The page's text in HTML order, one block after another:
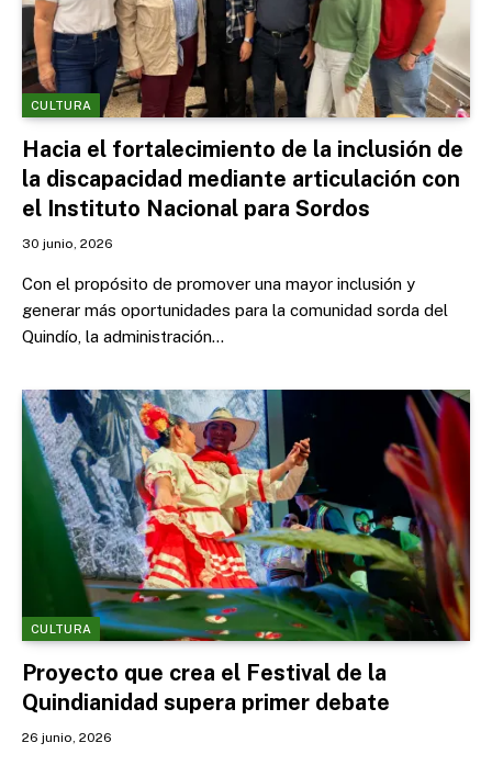
CULTURA
Hacia el fortalecimiento de la inclusión de
la discapacidad mediante articulación con
el Instituto Nacional para Sordos
30 junio, 2026
Con el propósito de promover una mayor inclusión y
generar más oportunidades para la comunidad sorda del
Quindío, la administración…
CULTURA
Proyecto que crea el Festival de la
Quindianidad supera primer debate
26 junio, 2026